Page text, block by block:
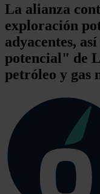
La alianza
exploración
adyacentes,
potencial" de
petróleo y gas